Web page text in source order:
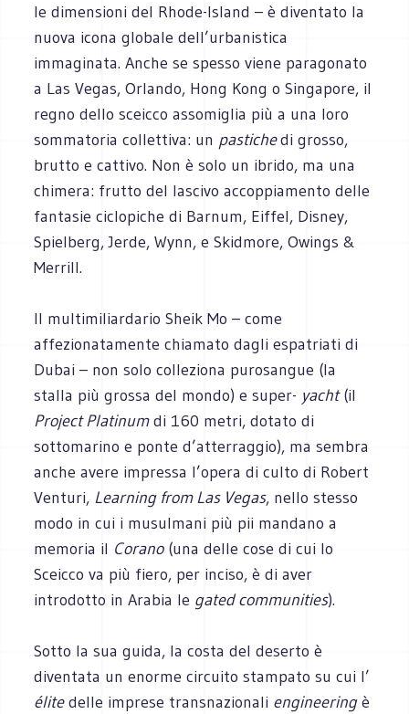
le dimensioni del Rhode-Island – è diventato la
nuova icona globale dell’urbanistica
immaginata. Anche se spesso viene paragonato
a Las Vegas, Orlando, Hong Kong o Singapore, il
regno dello sceicco assomiglia più a una loro
sommatoria collettiva: un pastichedi grosso,
brutto e cattivo. Non è solo un ibrido, ma una
chimera: frutto del lascivo accoppiamento delle
fantasie ciclopiche di Barnum, Eiffel, Disney,
Spielberg, Jerde, Wynn, e Skidmore, Owings &
Merrill.
Il multimiliardario Sheik Mo – come
affezionatamente chiamato dagli espatriati di
Dubai – non solo colleziona purosangue (la
stalla più grossa del mondo) e super- yacht(il
Project Platinumdi 160 metri, dotato di
sottomarino e ponte d’atterraggio), ma sembra
anche avere impressa l’opera di culto di Robert
Venturi, Learning from Las Vegas, nello stesso
modo in cui i musulmani più pii mandano a
memoria il Corano(una delle cose di cui lo
Sceicco va più fiero, per inciso, è di aver
introdotto in Arabia le gated communities).
Sotto la sua guida, la costa del deserto è
diventata un enorme circuito stampato su cui l’
élitedelle imprese transnazionali engineeringè